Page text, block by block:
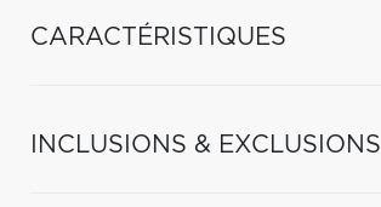
CARACTÉRISTIQUES
INCLUSIONS & EXCLUSIONS